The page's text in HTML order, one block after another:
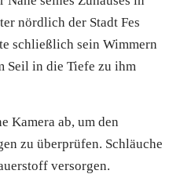
nördlich der Stadt Fes
schließlich sein Wimmern
Seil in die Tiefe zu ihm
Kamera ab, um den
zu überprüfen. Schläuche
versorgen.